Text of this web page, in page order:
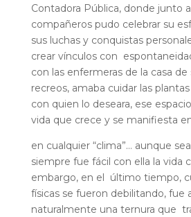
Contadora Pública, donde junto
compañeros pudo celebrar su
sus luchas y conquistas
crear vínculos con
con las enfermeras de la casa de
recreos, amaba cuidar las
con quien lo deseara, ese
vida que crece y se manifiesta
en cualquier “clima”… aunque
siempre fue fácil con ella la vida
embargo, en el último tiempo,
físicas se fueron debilitando, fue
naturalmente una ternura que